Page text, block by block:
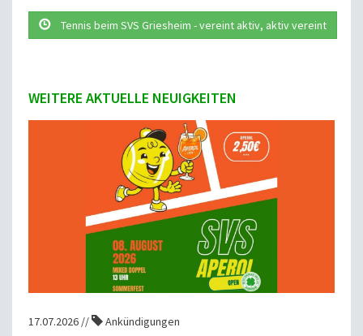
Tennis beim SVS Griesheim - vereint aktiv, aktiv vereint
WEITERE AKTUELLE NEUIGKEITEN
17.07.2026 // Ankündigungen